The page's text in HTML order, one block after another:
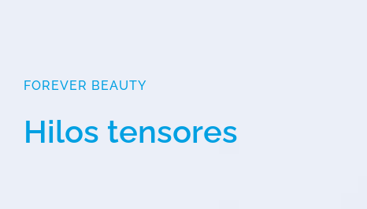
FOREVER BEAUTY
Hilos tensores